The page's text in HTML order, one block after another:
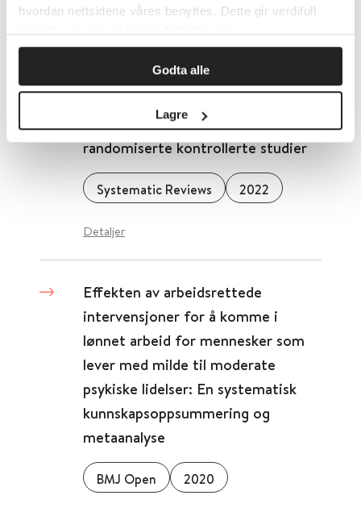
hvordan nettsidene våres benyttes. Dette gir verdifull
Godta alle
Lagre
Effekten av arbeidsrelaterte tiltak
for tilbakeføring til arbeid for
sykemeldte: En systematisk
oversikt og meta-analyse av
randomiserte kontrollerte studier
Systematic Reviews 2022
Detaljer
Effekten av arbeidsrettede
intervensjoner for å komme i
lønnet arbeid for mennesker som
lever med milde til moderate
psykiske lidelser: En systematisk
kunnskapsoppsummering og
metaanalyse
BMJ Open 2020